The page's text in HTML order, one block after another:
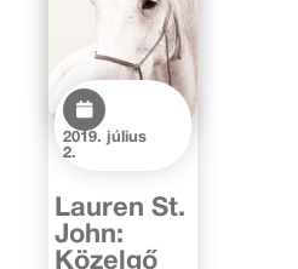
2019. július
2.
Lauren St.
John:
Közelgő